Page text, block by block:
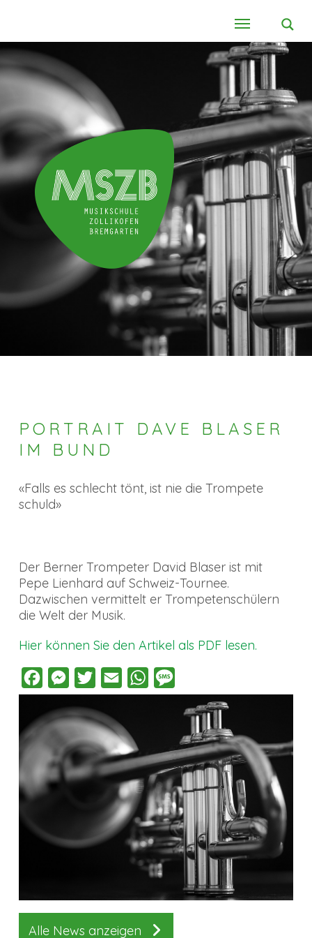
PORTRAIT DAVE BLASER
IM BUND
«Falls es schlecht tönt, ist nie die Trompete
schuld»
Der Berner Trompeter David Blaser ist mit
Pepe Lienhard auf Schweiz-Tournee.
Dazwischen vermittelt er Trompetenschülern
die Welt der Musik.
Hier können Sie den Artikel als PDF lesen.
FacebookMessenger
Twitter Email WhatsApp
Alle News anzeigen